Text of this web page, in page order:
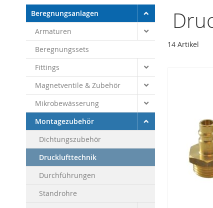
14 Artikel
Beregnungsanlagen
Armaturen
Beregnungssets
Fittings
Magnetventile & Zubehör
Mikrobewässerung
Montagezubehör
Dichtungszubehör
Drucklufttechnik
Durchführungen
Standrohre